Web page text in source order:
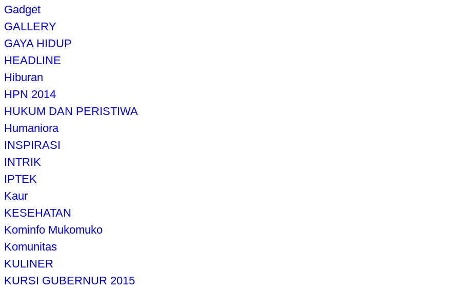
Gadget
GALLERY
GAYA HIDUP
HEADLINE
Hiburan
HPN 2014
HUKUM DAN PERISTIWA
Humaniora
INSPIRASI
INTRIK
IPTEK
Kaur
KESEHATAN
Kominfo Mukomuko
Komunitas
KULINER
KURSI GUBERNUR 2015